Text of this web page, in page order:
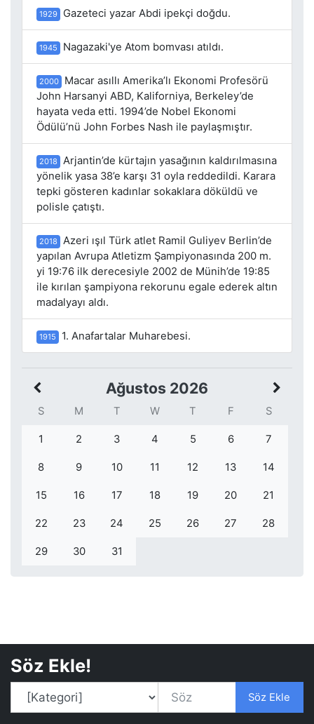
1929 Gazeteci yazar Abdi ipekçi doğdu.
1945 Nagazaki'ye Atom bomvası atıldı.
2000
Macar asıllı Amerika’lı Ekonomi Profesörü
John Harsanyi ABD, Kaliforniya, Berkeley’de
hayata veda etti. 1994’de Nobel Ekonomi
Ödülü’nü John Forbes Nash ile paylaşmıştır.
2018
Arjantin’de kürtajın yasağının kaldırılmasına
yönelik yasa 38’e karşı 31 oyla reddedildi. Karara
tepki gösteren kadınlar sokaklara döküldü ve
polisle çatıştı.
2018
Azeri ışıl Türk atlet Ramil Guliyev Berlin’de
yapılan Avrupa Atletizm Şampiyonasında 200 m.
yi 19:76 ilk derecesiyle 2002 de Münih’de 19:85
ile kırılan şampiyona rekorunu egale ederek altın
madalyayı aldı.
1915 1. Anafartalar Muharebesi.
Ağustos 2026
S M T W T F S
1 2 3 4 5 6 7
8 9 10 11 12 13 14
15 16 17 18 19 20 21
22 23 24 25 26 27 28
29 30 31
Söz Ekle!
Söz Ekle